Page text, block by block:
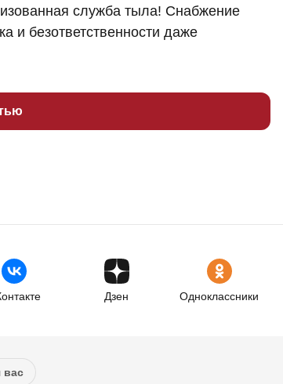
служба тыла! Снабжение
и безответственности даже
Дзен Одноклассники
вас